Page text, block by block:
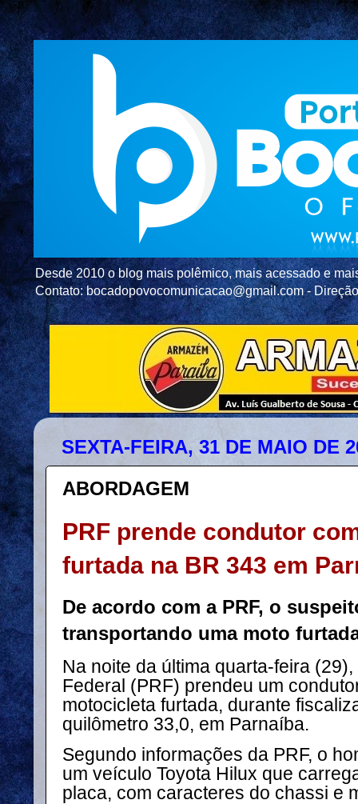
Desde 2010 o blog mais polêmico, mais acessado e
Contato: bocadopovocomunicacao@gmail.com -
SEXTA-FEIRA, 31 DE MAIO DE
ABORDAGEM
PRF prende condutor
furtada na BR 343 em
De acordo com a PRF, o
transportando uma moto
Na noite da última quarta-feira
Federal (PRF) prendeu um
motocicleta furtada, durante
quilômetro 33,0, em Parnaíba.
Segundo informações da PRF, o
um veículo Toyota Hilux que
placa, com caracteres do chassi e